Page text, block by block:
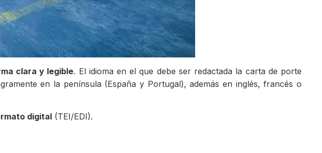
clara y legible. El idioma en el que debe ser redactada la carta de porte
en la península (España y Portugal), además en inglés, francés o
digital (TEI/EDI).